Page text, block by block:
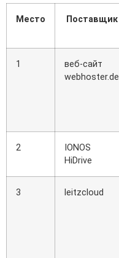
Место Поставщик
1
веб-сайт
webhoster.de
2
IONOS
HiDrive
3 leitzcloud